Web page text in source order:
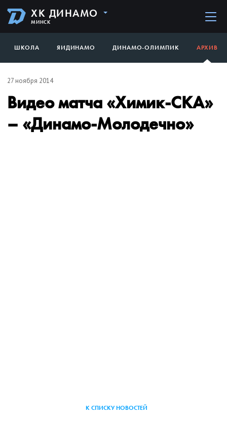
ХК ДИНАМО
МИНСК
ШКОЛА ЯИДИНАМО ДИНАМО-ОЛИМПИК АРХИВ
27 ноября 2014
Видео матча «Химик-СКА»
– «Динамо-Молодечно»
К СПИСКУ НОВОСТЕЙ